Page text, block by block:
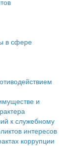
в сфере
и
к служебному
интересов
коррупции